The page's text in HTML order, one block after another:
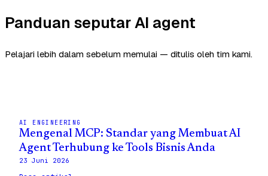
Panduan seputar AI agent
Pelajari lebih dalam sebelum memulai — ditulis oleh tim kami.
AI ENGINEERING
Mengenal MCP: Standar yang Membuat AI
Agent Terhubung ke Tools Bisnis Anda
23 Juni 2026